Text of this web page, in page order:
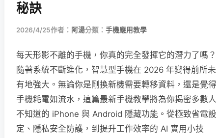
秘訣
2026/4/25作者： 阿湯分類： 手機應用教學
每天形影不離的手機，你真的完全發揮它的潛力了嗎？
隨著系統不斷進化，智慧型手機在 2026 年變得前所未
有地強大。無論你是剛換新機需要轉移資料，還是覺得
手機耗電如流水，這篇最新手機教學將為你揭密多數人
不知道的 iPhone 與 Android 隱藏功能。從極致省電設
定、隱私安全防護，到提升工作效率的 AI 實用小技